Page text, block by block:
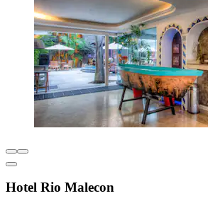
Hotel Rio Malecon